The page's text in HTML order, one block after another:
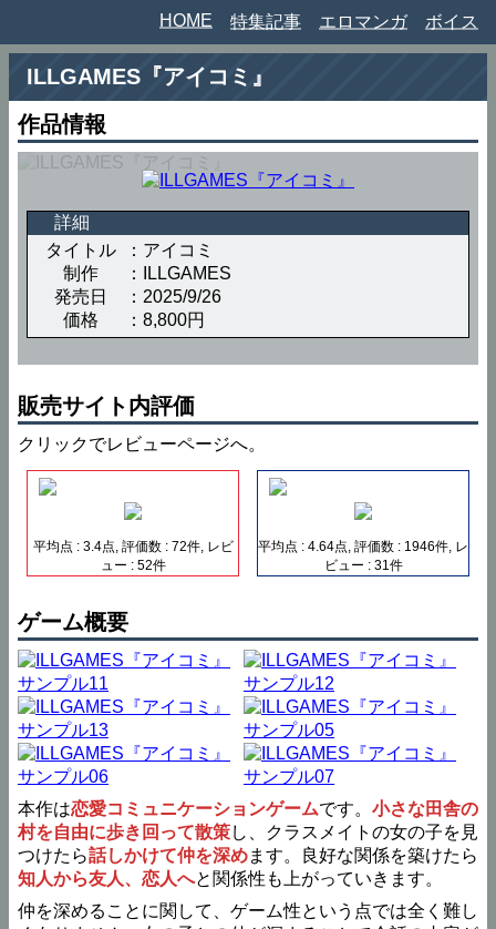
HOME 特集記事 エロマンガ ボイス
ILLGAMES『アイコミ』
作品情報
詳細
タイトル
アイコミ
制作
ILLGAMES
発売日
2025/9/26
価格
8,800円
販売サイト内評価
クリックでレビューページへ。
平均点 : 3.4点, 評価数 : 72件, レビ
ュー : 52件
平均点 : 4.64点, 評価数 : 1946件, レ
ビュー : 31件
ゲーム概要
本作は恋愛コミュニケーションゲームです。 小さな田舎の
村を自由に歩き回って散策し、クラスメイトの女の子を見
つけたら話しかけて仲を深めます。良好な関係を築けたら
知人から友人、恋人へと関係性も上がっていきます。
仲を深めることに関して、ゲーム性という点では全く難し